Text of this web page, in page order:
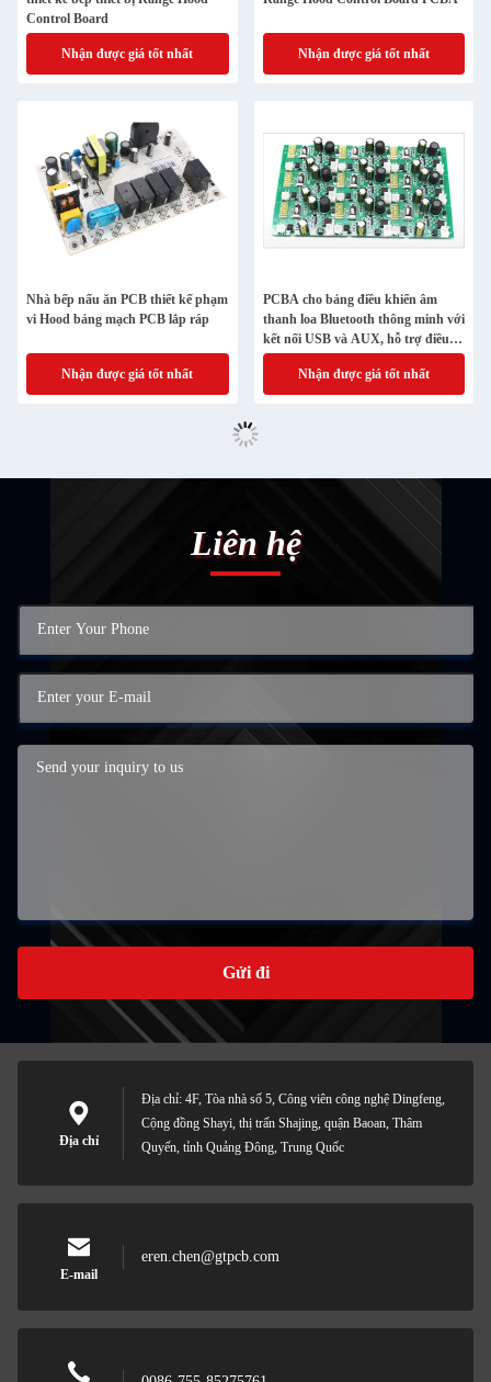
Control Board
Nhận được giá tốt nhất Nhận được giá tốt nhất
Nhà bếp nấu ăn PCB thiết kế phạm
vi Hood bảng mạch PCB lắp ráp
Nhận được giá tốt nhất
PCBA cho bảng điều khiển âm
thanh loa Bluetooth thông minh với
kết nối USB và AUX, hỗ trợ điều
khiển giọng nói
Nhận được giá tốt nhất
Liên hệ
Gửi đi
Địa chỉ
Địa chỉ: 4F, Tòa nhà số 5, Công viên công nghệ Dingfeng,
Cộng đồng Shayi, thị trấn Shajing, quận Baoan, Thâm
Quyến, tỉnh Quảng Đông, Trung Quốc
E-mail
eren.chen@gtpcb.com